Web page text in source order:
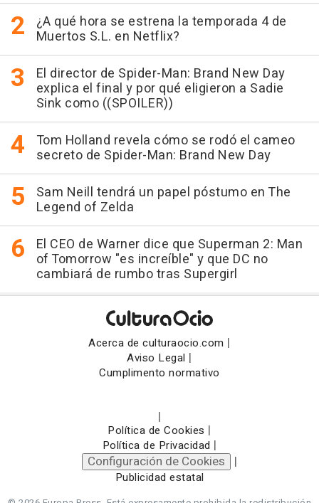
¿A qué hora se estrena la temporada 4 de
Muertos S.L. en Netflix?
El director de Spider-Man: Brand New Day
explica el final y por qué eligieron a Sadie
Sink como ((SPOILER))
Tom Holland revela cómo se rodó el cameo
secreto de Spider-Man: Brand New Day
Sam Neill tendrá un papel póstumo en The
Legend of Zelda
El CEO de Warner dice que Superman 2: Man
of Tomorrow "es increíble" y que DC no
cambiará de rumbo tras Supergirl
Acerca de culturaocio.com |
Aviso Legal |
Cumplimento normativo
|
Política de Cookies |
Política de Privacidad |
Configuración de Cookies |
Publicidad estatal